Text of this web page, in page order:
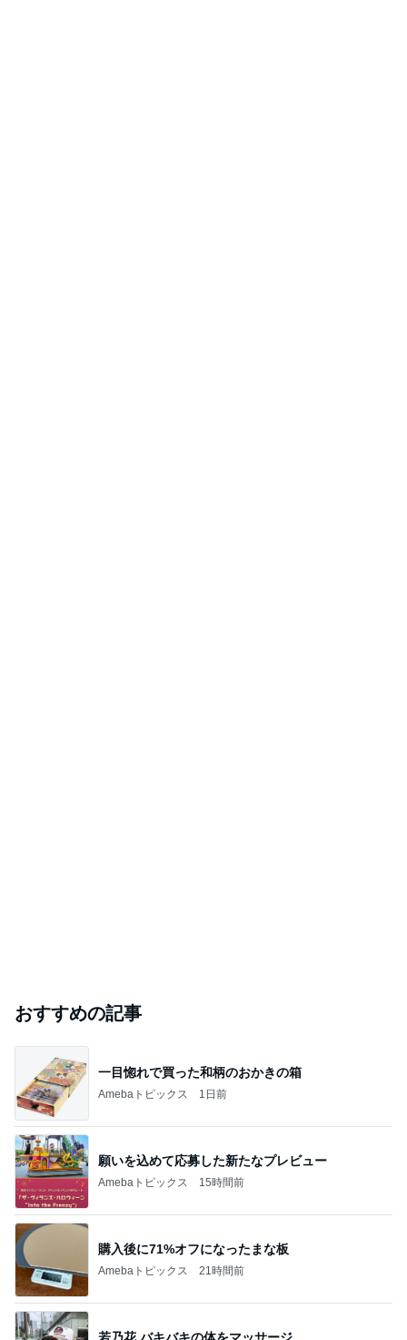
おすすめの記事
一目惚れで買った和柄のおかきの箱
Amebaトピックス 1日前
願いを込めて応募した新たなプレビュー
Amebaトピックス 15時間前
購入後に71%オフになったまな板
Amebaトピックス 21時間前
若乃花 バキバキの体をマッサージ